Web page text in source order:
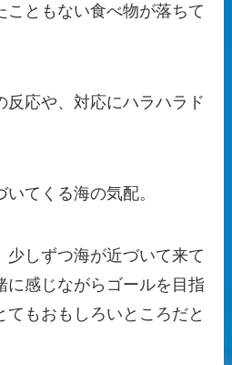
こともない食べ物が落ちて
反応や、対応にハラハラド
てくる海の気配。
少しずつ海が近づいて来て
に感じながらゴールを目指
もおもしろいところだと